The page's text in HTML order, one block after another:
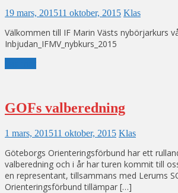
19 mars, 201511 oktober, 2015 Klas
Välkommen till IF Marin Västs nybörjarkurs
Inbjudan_IFMV_nybkurs_2015
GOFs valberedning
1 mars, 201511 oktober, 2015 Klas
Göteborgs Orienteringsförbund har ett
valberedning och i år har turen kommit till
en representant, tillsammans med Lerums
Orienteringsförbund tillämpar […]